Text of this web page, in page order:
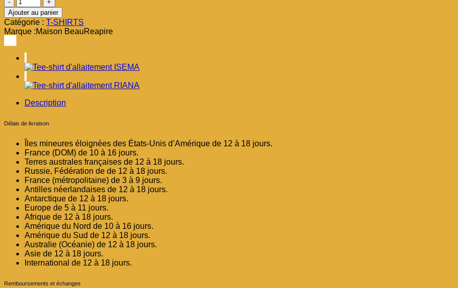
de
Tee-
shirt
d'allaitement
MARIA
Ajouter au panier
Catégorie : T-SHIRTS
Marque :Maison BeauReapire
Description
Délais de livraison
Îles mineures éloignées des États-Unis d’Amérique de 12 à 18 jours.
France (DOM) de 10 à 16 jours.
Terres australes françaises de 12 à 18 jours.
Russie, Fédération de de 12 à 18 jours.
France (métropolitaine) de 3 à 9 jours.
Antilles néerlandaises de 12 à 18 jours.
Antarctique de 12 à 18 jours.
Europe de 5 à 11 jours.
Afrique de 12 à 18 jours.
Amérique du Nord de 10 à 16 jours.
Amérique du Sud de 12 à 18 jours.
Australie (Océanie) de 12 à 18 jours.
Asie de 12 à 18 jours.
International de 12 à 18 jours.
Remboursements et échanges